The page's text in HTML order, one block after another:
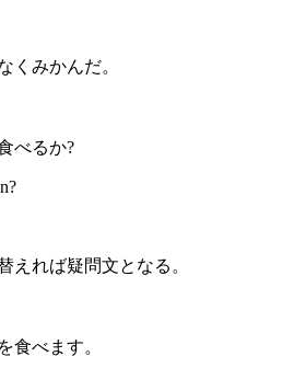
くみかんだ。
べるか?
えれば疑問文となる。
食べます。